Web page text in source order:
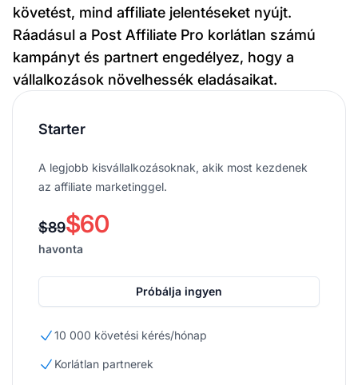
követést, mind affiliate jelentéseket nyújt.
Ráadásul a Post Affiliate Pro korlátlan számú
kampányt és partnert engedélyez, hogy a
vállalkozások növelhessék eladásaikat.
Starter
A legjobb kisvállalkozásoknak, akik most kezdenek
az affiliate marketinggel.
$89$60
havonta
Próbálja ingyen
10 000 követési kérés/hónap
Korlátlan partnerek